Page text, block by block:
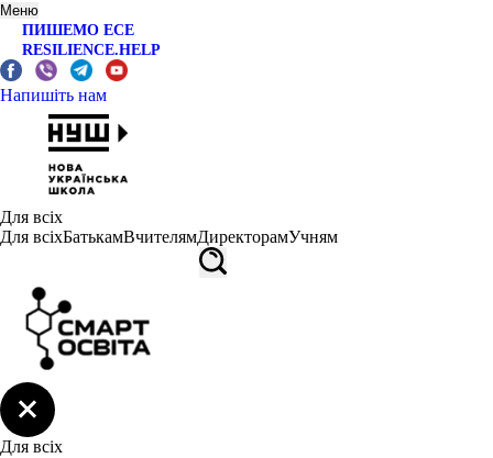
Меню
ПИШЕМО ЕСЕ
RESILIENCE.HELP
Напишіть нам
Для всіх
Для всіхБатькамВчителямДиректорамУчням
Для всіх